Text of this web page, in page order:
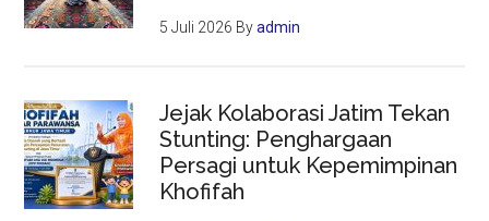
5 Juli 2026 Byadmin
Jejak Kolaborasi Jatim Tekan
Stunting: Penghargaan
Persagi untuk Kepemimpinan
Khofifah